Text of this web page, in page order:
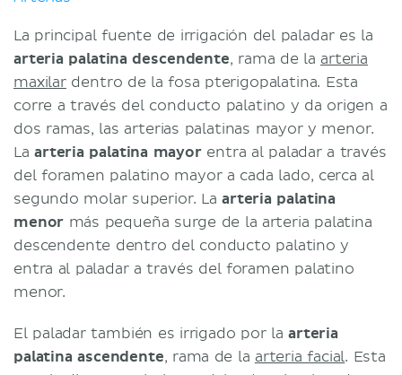
La principal fuente de irrigación del paladar es la
arteria palatina descendente, rama de la arteria
maxilardentro de la fosa pterigopalatina. Esta
corre a través del conducto palatino y da origen a
dos ramas, las arterias palatinas mayor y menor.
Laarteria palatina mayorentra al paladar a través
del foramen palatino mayor a cada lado, cerca al
segundo molar superior. Laarteria palatina
menor más pequeña surge de la arteria palatina
descendente dentro del conducto palatino y
entra al paladar a través del foramen palatino
menor.
El paladar también es irrigado por laarteria
palatina ascendente, rama de la arteria facial. Esta